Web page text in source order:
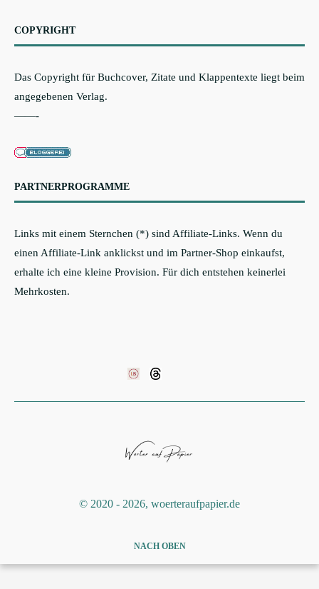
COPYRIGHT
Das Copyright für Buchcover, Zitate und Klappentexte liegt beim
angegebenen Verlag.
——-
PARTNERPROGRAMME
Links mit einem Sternchen (*) sind Affiliate-Links. Wenn du
einen Affiliate-Link anklickst und im Partner-Shop einkaufst,
erhalte ich eine kleine Provision. Für dich entstehen keinerlei
Mehrkosten.
©️ 2020 - 2026, woerteraufpapier.de
NACH OBEN